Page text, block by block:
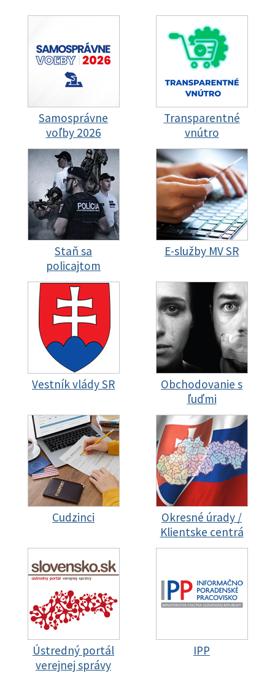
Samosprávne
voľby 2026
Transparentné
vnútro
Staň sa
policajtom
E-služby MV SR
Vestník vlády SR
Obchodovanie s
ľuďmi
Cudzinci
Okresné úrady /
Klientske centrá
Ústredný portál
verejnej správy
IPP